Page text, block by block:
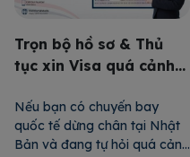
Trọn bộ hồ sơ & Thủ
tục xin Visa quá cảnh
Nếu bạn có chuyến bay
quốc tế dừng chân tại Nhật
Bản và đang tự hỏi quá cảnh